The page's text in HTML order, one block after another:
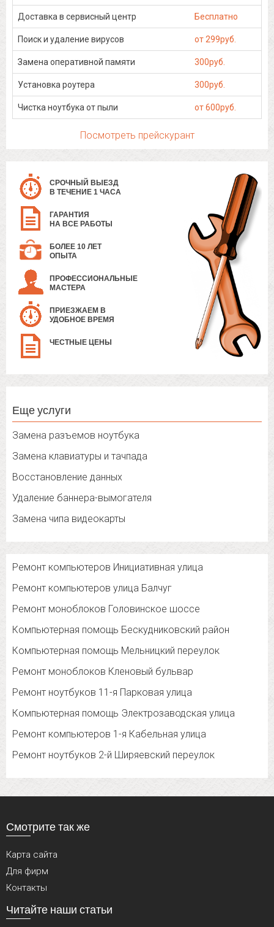
Доставка в сервисный центр Бесплатно
Поиск и удаление вирусов от 299руб.
Замена оперативной памяти 300руб.
Установка роутера 300руб.
Чистка ноутбука от пыли от 600руб.
Посмотреть прейскурант
СРОЧНЫЙ ВЫЕЗД
В ТЕЧЕНИЕ 1 ЧАСА
ГАРАНТИЯ
НА ВСЕ РАБОТЫ
БОЛЕЕ 10 ЛЕТ
ОПЫТА
ПРОФЕССИОНАЛЬНЫЕ
МАСТЕРА
ПРИЕЗЖАЕМ В
УДОБНОЕ ВРЕМЯ
ЧЕСТНЫЕ ЦЕНЫ
Еще услуги
Замена разъемов ноутбука
Замена клавиатуры и тачпада
Восстановление данных
Удаление баннера-вымогателя
Замена чипа видеокарты
Ремонт компьютеров Инициативная улица
Ремонт компьютеров улица Балчуг
Ремонт моноблоков Головинское шоссе
Компьютерная помощь Бескудниковский район
Компьютерная помощь Мельницкий переулок
Ремонт моноблоков Кленовый бульвар
Ремонт ноутбуков 11-я Парковая улица
Компьютерная помощь Электрозаводская улица
Ремонт компьютеров 1-я Кабельная улица
Ремонт ноутбуков 2-й Ширяевский переулок
Смотрите так же
Карта сайта
Для фирм
Контакты
Читайте наши статьи